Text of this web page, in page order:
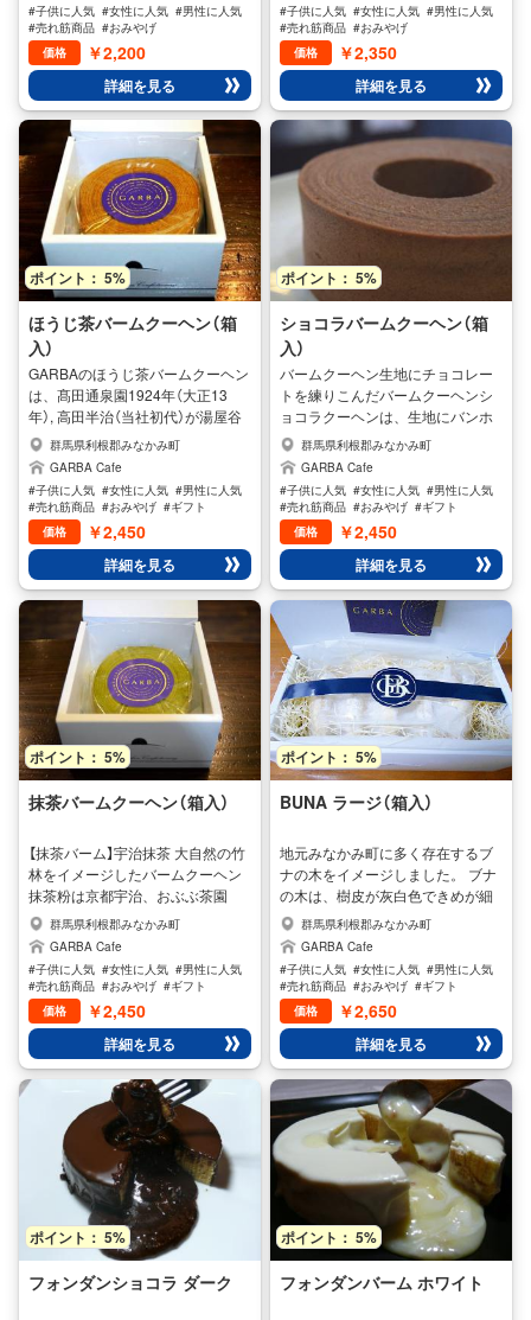
お客様により美味しいバームクー
ヘンを提供しています。 バームク
ーヘンは、木の棒でと鉄の棒を使
い分けて焼いていきます。 その日
の気温や湿度など、細やかな感覚
で焼くためには清らかな清流と空
気の澄んでいる場所が良いと考え
て、大自然あふれるみなかみ町に
拠点に選び、最初に焼き上げてお
客様から評価されているのがこの
BAOBAB（バオバブ）なんです。 一
度食べたらまた食べたいと思うバ
ームクーヘンを日々作り、お客様
にお届けしております。 他にも、
BUNA（ブナ）もお勧めです
#子供に人気 #女性に人気 #男性に人気
#売れ筋商品 #おみやげ
価格
￥2,200
詳細を見る
みずしいバオバブの木のように、
バームクーヘンBAOBABは焼き上
げています。 ※GARBAのバームク
ーヘンのこだわりは材料にありま
す。 地産地消の小麦（白銀鶴）薄力
粉は国内では大変貴重でグルテン
も少なく良いとさております。卵
も地元の卵やさん大島卵のフレッ
シュでバームクーヘンに良く合う
卵を厳選し生卵だけを使用、さら
に全て独自の手焼き製法でやいて
おります。 その日の温度や湿度、
窯の微調整をし専門の焼き職人が
お客様の側に立ち心をこめて焼い
ています。インターネット販売や
お取り寄せなどもございますので
是非ご利用くださいませ
#子供に人気 #女性に人気 #男性に人気
#売れ筋商品 #おみやげ
価格
￥2,350
詳細を見る
ポイント： 5%
ほうじ茶バームクーヘン（箱
入）
GARBAのほうじ茶バームクーヘン
は、髙田通泉園1924年（大正13
年）, 高田半治（当社初代）が湯屋谷
長通にて髙田屋創業. 京番茶の製造
元から直接仕入れて当社のアトリ
エにて、バームクーヘンを製造販
売しています。 そのため、味わい
の深い仕上がりとなっており、大
変喜ばれております。 和のスイー
ツのバームクーヘンとしてお勧め
の一品、贈り物やお取り寄せに是
非ご利用くださいませ。季節によ
りお届けに日数がかかる場合がご
ざいますのでご了承くださいま
群馬県利根郡みなかみ町
GARBA Cafe
#子供に人気 #女性に人気 #男性に人気
#売れ筋商品 #おみやげ #ギフト
価格
￥2,450
詳細を見る
ポイント： 5%
ショコラバームクーヘン（箱
入）
バームクーヘン生地にチョコレー
トを練りこんだバームクーヘンシ
ョコラクーヘンは、生地にバンホ
ーテンショコラパウダーをふんだ
ん使用しています。 香り高いショ
コラのクーヘンはティータイムに
癒しのひと時を過ごせるバームク
ーヘンケーキです。 プレゼントや
贈り物、ホームパーティーにご利
用くださいませ。 インターネット
でも購入、お取り寄せも出来ます
ので、是非ご利用くださいませ。
商品は冷凍で発送致します。お手
元に届きましたら、冷蔵庫で1日解
凍していただければおいしくお召
し上がりいただけます。さらに常
温室温で半日ほど置いて頂くとふ
んわり感がまし、とても美味しく
いただけます。
群馬県利根郡みなかみ町
GARBA Cafe
#子供に人気 #女性に人気 #男性に人気
#売れ筋商品 #おみやげ #ギフト
価格
￥2,450
詳細を見る
ポイント： 5%
抹茶バームクーヘン（箱入）
【抹茶バーム】宇治抹茶 大自然の竹
林をイメージしたバームクーヘン
抹茶粉は京都宇治、おぶぶ茶園
（15代続く老舗）の抹茶パウダーを
使用し独自の方法で焼き上げまし
た。材料も白銀鶴や大島卵をふん
だんに使用しており、抹茶のバー
ムクーヘンは食べた瞬間、茶の香
りと食感は絶妙な味わいです！
群馬県利根郡みなかみ町
GARBA Cafe
#子供に人気 #女性に人気 #男性に人気
#売れ筋商品 #おみやげ #ギフト
価格
￥2,450
詳細を見る
ポイント： 5%
BUNA ラージ（箱入）
地元みなかみ町に多く存在するブ
ナの木をイメージしました。 ブナ
の木は、樹皮が灰白色できめが細
かく独特の模様をしています。ま
た、ブナの森は「ブナの森に水滴は
いらない」と言われるほど、保水力
が高いのが特徴です。 うるおい豊
かな白いブナの木のようにイメー
ジした、BUNAは表面をシュガー
パウダーでまぶし、もちもち感を
強調しております。 このバームク
ーヘンBUNAは自慢のもっちり感
によってシュガーパウダーが良く
絡み絶妙な味わいを出していま
す。 当社のバームクーヘンは、全
て手焼きで手焼きならではの商品
ですので、柔らかさなどにばらつ
きがありますが、味・品質には全
く問題なく、本来の美味しさで味
わうことができます。
群馬県利根郡みなかみ町
GARBA Cafe
#子供に人気 #女性に人気 #男性に人気
#売れ筋商品 #おみやげ #ギフト
価格
￥2,650
詳細を見る
ポイント： 5%
フォンダンショコラ ダーク
ポイント： 5%
フォンダンバーム ホワイト